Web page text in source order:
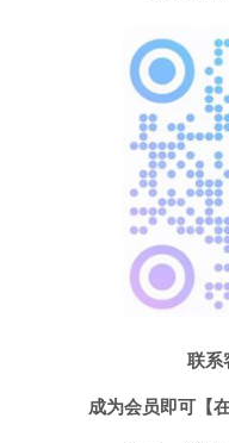
联系
成为会员即可【